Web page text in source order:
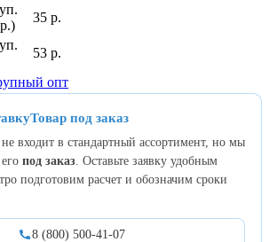
35 р.
53 р.
опт
Товар под заказ
входит в стандартный ассортимент, но мы
под заказ . Оставьте заявку удобным
подготовим расчет и обозначим сроки
8 (800) 500-41-07